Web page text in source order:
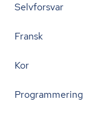
Selvforsvar
Fransk
Kor
Programmering